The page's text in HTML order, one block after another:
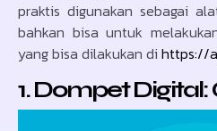
praktis digunakan sebagai
bahkan bisa untuk
yang bisa dilakukan di https://
1. Dompet